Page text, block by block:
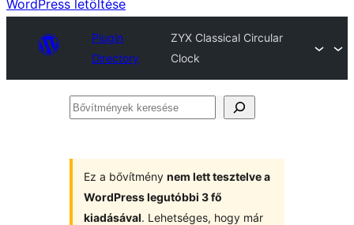
WordPress letöltése
Plugin
Directory
ZYX Classical Circular
Clock
Bővítmények
Ez a bővítmény nem lett tesztelve a
WordPress legutóbbi 3 fő
kiadásával. Lehetséges, hogy már